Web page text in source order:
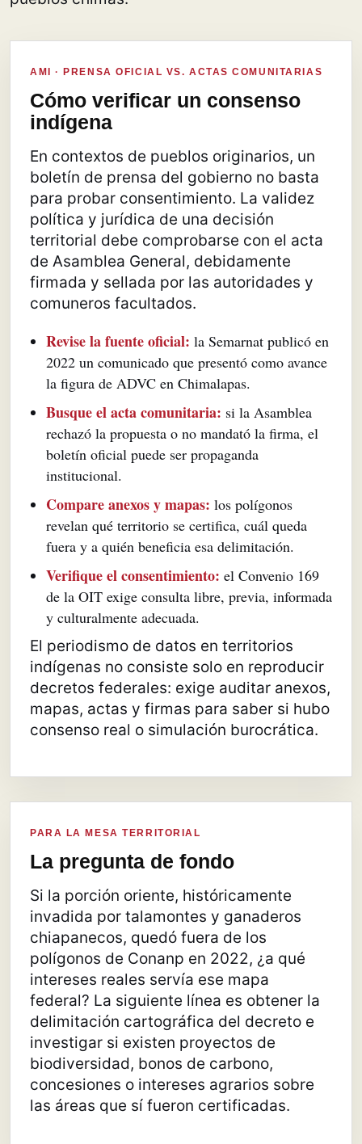
AMI · PRENSA OFICIAL VS. ACTAS COMUNITARIAS
Cómo verificar un consenso
indígena
En contextos de pueblos originarios, un
boletín de prensa del gobierno no basta
para probar consentimiento. La validez
política y jurídica de una decisión
territorial debe comprobarse con el acta
de Asamblea General, debidamente
firmada y sellada por las autoridades y
comuneros facultados.
Revise la fuente oficial: la Semarnat publicó en
2022 un comunicado que presentó como avance
la figura de ADVC en Chimalapas.
Busque el acta comunitaria: si la Asamblea
rechazó la propuesta o no mandató la firma, el
boletín oficial puede ser propaganda
institucional.
Compare anexos y mapas: los polígonos
revelan qué territorio se certifica, cuál queda
fuera y a quién beneficia esa delimitación.
Verifique el consentimiento: el Convenio 169
de la OIT exige consulta libre, previa, informada
y culturalmente adecuada.
El periodismo de datos en territorios
indígenas no consiste solo en reproducir
decretos federales: exige auditar anexos,
mapas, actas y firmas para saber si hubo
consenso real o simulación burocrática.
PARA LA MESA TERRITORIAL
La pregunta de fondo
Si la porción oriente, históricamente
invadida por talamontes y ganaderos
chiapanecos, quedó fuera de los
polígonos de Conanp en 2022, ¿a qué
intereses reales servía ese mapa
federal? La siguiente línea es obtener la
delimitación cartográfica del decreto e
investigar si existen proyectos de
biodiversidad, bonos de carbono,
concesiones o intereses agrarios sobre
las áreas que sí fueron certificadas.